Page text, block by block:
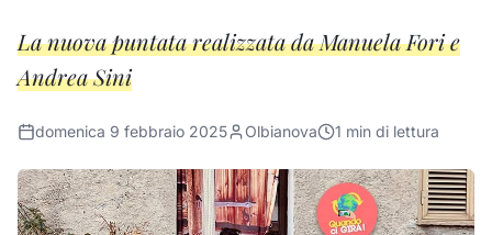
La nuova puntata realizzata da Manuela Fori e
Andrea Sini
domenica 9 febbraio 2025 Olbianova 1 min di lettura